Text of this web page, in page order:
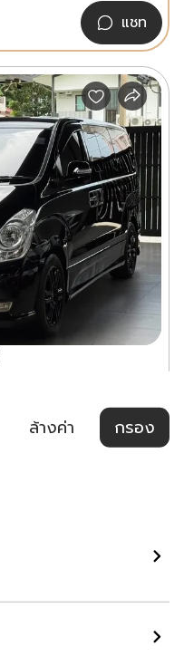
แชท
/ เดือน
ล้างค่า กรอง